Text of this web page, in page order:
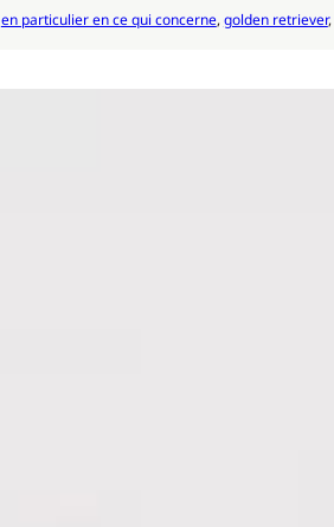
en particulier en ce qui concerne, golden retriever,